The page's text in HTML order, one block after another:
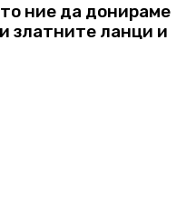
ние да донираме
златните ланци и